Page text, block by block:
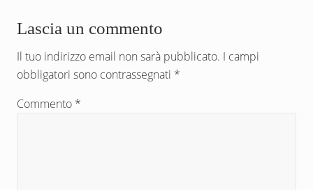
e
e
n
e
s
c
c
Interazioni
del
lettore
Lascia un commento
Il tuo indirizzo email non sarà pubblicato. I campi
obbligatori sono contrassegnati *
Commento *